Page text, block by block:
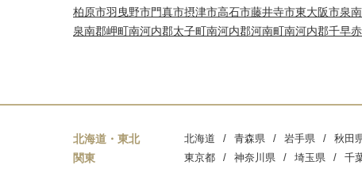
柏原市羽曳野市門真市摂津市高石市藤井寺市東大阪市泉
泉南郡岬町南河内郡太子町南河内郡河南町南河内郡千早
北海道・東北 北海道 青森県 岩手県 秋田
関東 東京都 神奈川県 埼玉県 千